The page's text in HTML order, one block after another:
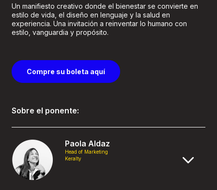
Un manifiesto creativo donde el bienestar se convierte en
estilo de vida, el diseño en lenguaje y la salud en
experiencia. Una invitación a reinventar lo humano con
estilo, vanguardia y propósito.
Compre su boleta aquí
Sobre el ponente:
Paola Aldaz
Head of Marketing
Keralty